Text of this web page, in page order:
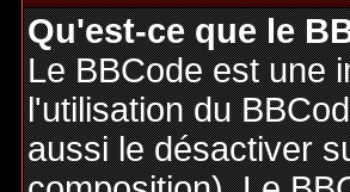
Qu'est-ce que le
Le BBCode est une
l'utilisation du
aussi le désactiver